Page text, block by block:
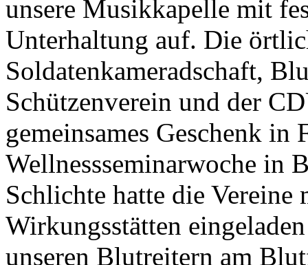
unsere Musikkapelle mit
Unterhaltung auf. Die
Soldatenkameradschaft,
Schützenverein und der
gemeinsames Geschenk in
Wellnessseminarwoche in
Schlichte hatte die Vereine
Wirkungsstätten
unseren Blutreitern am